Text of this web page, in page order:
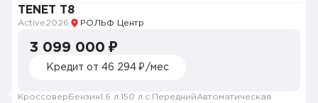
TENET T8
Active2026 РОЛЬФ Центр
3 099 000 ₽
Кредит от 46 294 ₽/мес
Кроссовер Бензин1.6 л. 150 л.с. ПереднийАвтоматическая